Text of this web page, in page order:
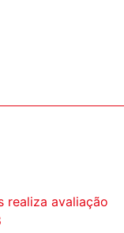
realiza avaliação